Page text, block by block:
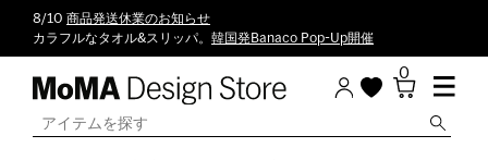
8/10 商品発送休業のお知らせ
カラフルなタオル&スリッパ。 韓国発Banaco Pop-Up開催
0